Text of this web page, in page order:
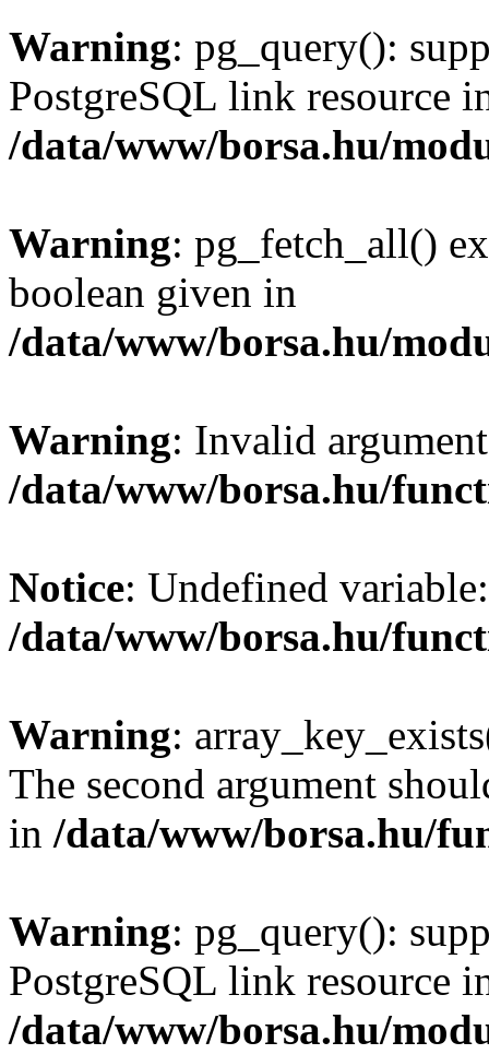
Warning: pg_query():
PostgreSQL link resource
/data/www/borsa.hu/
Warning: pg_fetch_all()
boolean given in
/data/www/borsa.hu/
Warning: Invalid
/data/www/borsa.hu/
Notice: Undefined
/data/www/borsa.hu/
Warning:
The second argument
in /data/www/borsa.hu/
Warning: pg_query():
PostgreSQL link resource
/data/www/borsa.hu/